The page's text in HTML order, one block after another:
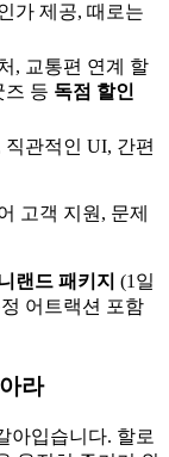
가 제공, 때로는
, 교통편 연계 할
즈 등 독점 할인
직관적인 UI, 간편
고객 지원, 문제
랜드 패키지 (1일
어트랙션 포함
라
아입습니다. 할로